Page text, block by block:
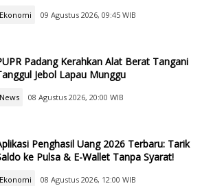
Ekonomi 09 Agustus 2026, 09:45 WIB
Padang Kerahkan Alat Berat Tangani
Jebol Lapau Munggu
News 08 Agustus 2026, 20:00 WIB
Penghasil Uang 2026 Terbaru: Tarik
ke Pulsa & E-Wallet Tanpa Syarat!
Ekonomi 08 Agustus 2026, 12:00 WIB